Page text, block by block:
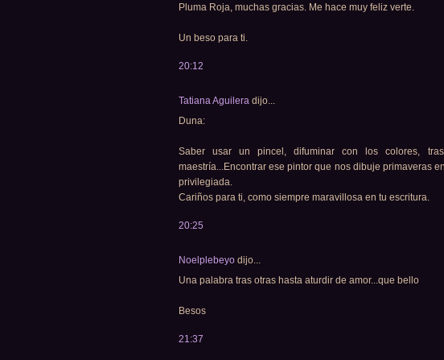
Pluma Roja, muchas gracias. Me hace muy feliz verte.
Un beso para ti.
20:12
Tatiana Aguilera dijo...
Duna:
Saber usar un pincel, difuminar con los colores,
maestría...Encontrar ese pintor que nos dibuje primaveras
privilegiada.
Cariños para ti, como siempre maravillosa en tu escritura.
20:25
Noelplebeyo dijo...
Una palabra tras otras hasta aturdir de amor...que bello
Besos
21:37